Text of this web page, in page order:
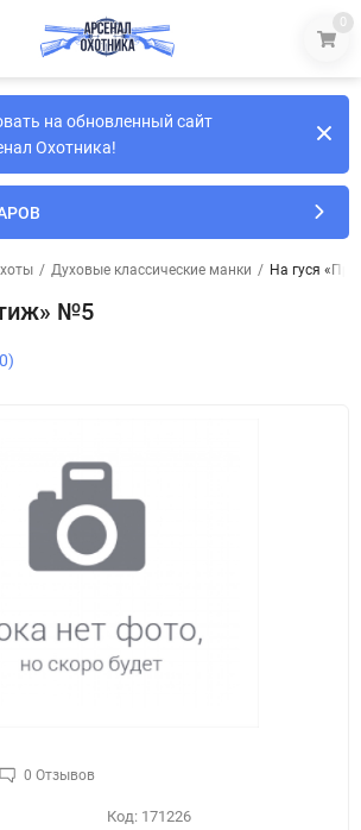
0
на обновленный сайт
Охотника!
/ Духовые классические манки / На гуся
№5
0 Отзывов
Код: 171226